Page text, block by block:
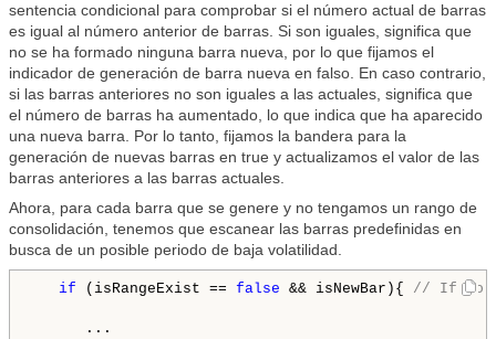
sentencia condicional para comprobar si el número actual de barras
es igual al número anterior de barras. Si son iguales, significa que
no se ha formado ninguna barra nueva, por lo que fijamos el
indicador de generación de barra nueva en falso. En caso contrario,
si las barras anteriores no son iguales a las actuales, significa que
el número de barras ha aumentado, lo que indica que ha aparecido
una nueva barra. Por lo tanto, fijamos la bandera para la
generación de nuevas barras en true y actualizamos el valor de las
barras anteriores a las barras actuales.
Ahora, para cada barra que se genere y no tengamos un rango de
consolidación, tenemos que escanear las barras predefinidas en
busca de un posible periodo de baja volatilidad.
if (isRangeExist == false && isNewBar){ // If no
...